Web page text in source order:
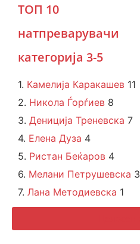
ТОП 10
натпреварувачи
категорија 3-5
1. Камелија Каракашев 11
2. Никола Ѓорѓиев 8
3. Дениција Треневска 7
4. Елена Дуза 4
5. Ристан Беќаров 4
6. Мелани Петрушевска 3
7. Лана Методиевска 1